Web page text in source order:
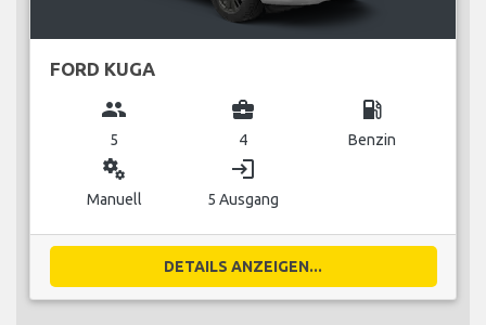
FORD KUGA
group
5
business_center
4
local_gas_station
Benzin
miscellaneous_services
Manuell
login
5 Ausgang
DETAILS ANZEIGEN...